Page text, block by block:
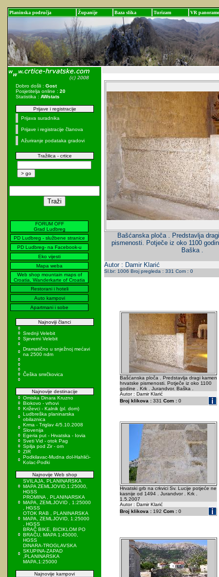
Planinska područja Županije Baza slika Turizam VR panorame
Dobro došli : Gost
Posjetitelja online : 20
Statistika : AWstats
Prijave i registracije
Prijava suradnika
Prijave i registracije članova
Ažuriranje podataka gradovi
Tražilica - crtice
FORUM OFF
Grad Ludbreg
PD Ludbreg - službene stranice
PD Ludbreg- na Facebook-u
Eko vijesti
Mapa weba
Web shop mountain maps of
Croatia, Wanderkarte of Croatia
Restorani i hoteli
Auto kampovi
Apartmani i sobe
Najnoviji članci
Srednji Velebit
Sjeverni Velebit
Dramatično u snježnoj mećavi
na 2500 ndm
Češka smrčkovica
Najnovije destinacije
Omiska Dinara Kruzno
Biokovo - vrhovi
Križevci - Kalnik (pl. dom)
Ludbreška planinarska
obilaznica
Krma - Triglav 4/5.10.2008
Slovenija
Egeria put - Hrvatska - Iovia
Sveti Vid - otok Pag
Spilja pod Zir - om
ZIR
Podkilavac-Mudna dol-Hahlići-
Kolac-Podki
Najnovije Web shop
SVILAJA, PLANINARSKA
MAPA ZEMLJOVID,1:25000,
HGSS
PROMINA , PLANINARSKA
MAPA, ZEMLJOVID , 1:25000
, HGSS
OTOK RAB , PLANINARSKA
MAPA, ZEMLJOVID, 1:25000
, HGSS
BRAČ BIKE, BICIKLOM PO
BRAČU, MAPA 1:45000,
HGSS
DINARA-TROGLAVSKA
SKUPINA-ZAPAD
,PLANINARSKA
MAPA,1:25000
Najnovije kampovi
Bašćanska ploča . Predstavlja
pismenosti. Potječe iz oko 1100
Baška .
Autor : Damir Klarić
Sl.br: 1006 Broj pregleda : 331 Com : 0
Bašćanska ploča . Predstavlja dragi kamen
hrvatske pismenosti. Potječe iz oko 1100
godine . Krk . Jurandvor. Baška .
Autor : Damir Klarić
Broj klikova :331 Com :0
Hrvatski grb na crkvici Sv. Lucije potjeće ne
kasnije od 1494 . Jurandvor . Krk .
1.5.2007
Autor : Damir Klarić
Broj klikova :192 Com :0